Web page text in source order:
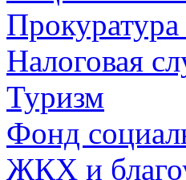
Налоговая
Туризм
Фонд
ЖКХ и